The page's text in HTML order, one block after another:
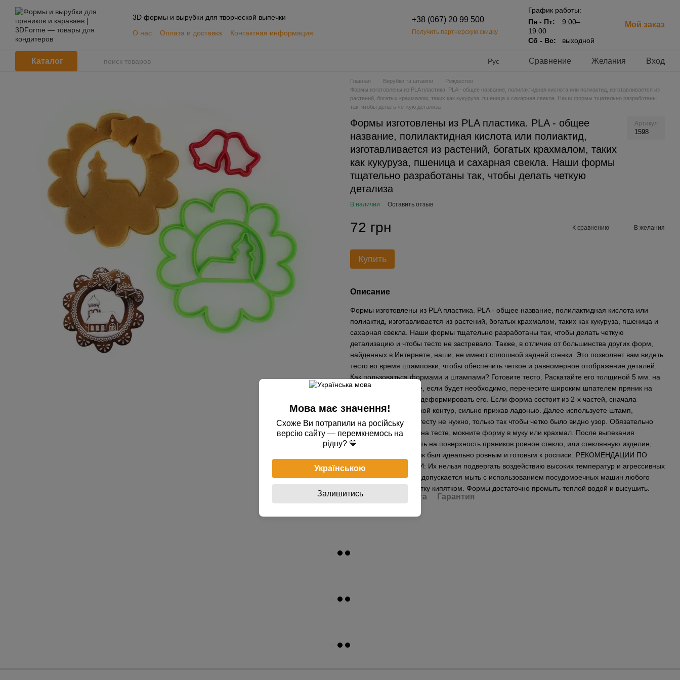
Перейти к основному контенту
3D формы и вырубки для творческой выпечки
О нас
Оплата и доставка
Контактная информация
+38 (067) 20 99 500
Получить партнерскую скидку
График работы:
Пн - Пт:
9:00–
19:00
Сб - Вс:
выходной
Мой заказ
Каталог Рус Сравнение Желания Вход
Главная Вирубки та штампи
Рождество
Формы изготовлены из PLA пластика. PLA - общее название, полилактидная кислота или полиактид, изготавливается из
растений, богатых крахмалом, таких как кукуруза, пшеница и сахарная свекла. Наши формы тщательно разработаны
так, чтобы делать четкую детализа
Формы изготовлены из PLA пластика. PLA - общее
название, полилактидная кислота или полиактид,
изготавливается из растений, богатых крахмалом, таких
как кукуруза, пшеница и сахарная свекла. Наши формы
тщательно разработаны так, чтобы делать четкую
детализа
Артикул
1598
В наличии Оставить отзыв
72 грн К сравнению В желания
Купить
Описание
Формы изготовлены из PLA пластика. PLA - общее название, полилактидная кислота или
полиактид, изготавливается из растений, богатых крахмалом, таких как кукуруза, пшеница и
сахарная свекла. Наши формы тщательно разработаны так, чтобы делать четкую
детализацию и чтобы тесто не застревало. Также, в отличие от большинства других форм,
найденных в Интернете, наши, не имеют сплошной задней стенки. Это позволяет вам видеть
тесто во время штамповки, чтобы обеспечить четкое и равномерное отображение деталей.
Как пользоваться формами и штампами? Готовите тесто. Раскатайте его толщиной 5 мм. на
пергаментной бумаге, если будет необходимо, перенесите широким шпателем пряник на
противень, чтобы не деформировать его. Если форма состоит из 2-х частей, сначала
выдавливаете вырубкой контур, сильно прижав ладонью. Далее используете штамп,
прижимать сильно к тесту не нужно, только так чтобы четко было видно узор. Обязательно
перед применением на тесте, мокните форму в муку или крахмал. После выпекания
желательно приложить на поверхность пряников ровное стекло, или стеклянную изделие,
для того чтобы пряник был идеально ровным и готовым к росписи. РЕКОМЕНДАЦИИ ПО
УХОДУ ЗА ФОРМАМИ: Их нельзя подвергать воздействию высоких температур и агрессивных
моющих средств. Не допускается мыть с использованием посудомоечных машин любого
типа, а также обработку кипятком. Формы достаточно промыть теплой водой и высушить.
Доставка Оплата Гарантия
Мова має значення!
Схоже Ви потрапили на російську
версію сайту — перемкнемось на
рідну? 💛
Українською
Залишитись